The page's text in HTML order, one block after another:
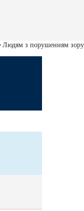
Людям з порушенням зору